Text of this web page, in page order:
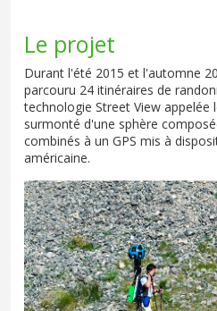
Le projet
Durant l'été 2015 et l'automne
parcouru 24 itinéraires de
technologie Street View appelée
surmonté d'une sphère
combinés à un GPS mis à
américaine.